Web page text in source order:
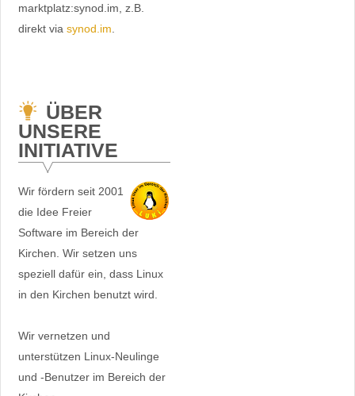
marktplatz:synod.im, z.B.
direkt via synod.im
ÜBER
UNSERE
INITIATIVE
Wir fördern seit 2001
die Idee Freier
Software im Bereich der
Kirchen. Wir setzen uns
speziell dafür ein, dass Linux
in den Kirchen benutzt wird.
Wir vernetzen und
unterstützen Linux-Neulinge
und -Benutzer im Bereich der